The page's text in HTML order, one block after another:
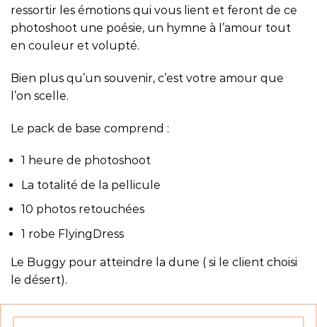
ressortir les émotions qui vous lient et feront de ce
photoshoot une poésie, un hymne à l’amour tout
en couleur et volupté.
Bien plus qu’un souvenir, c’est votre amour que
l’on scelle.
Le pack de base comprend :
1 heure de photoshoot
La totalité de la pellicule
10 photos retouchées
1 robe FlyingDress
Le Buggy pour atteindre la dune ( si le client choisi
le désert).